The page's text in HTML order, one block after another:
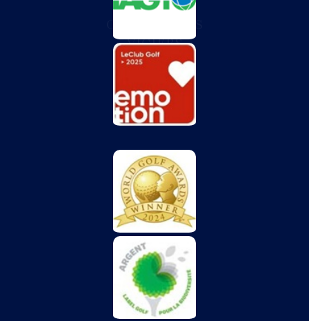
VIGIERS